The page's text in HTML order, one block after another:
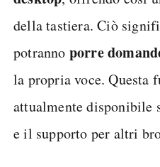
della tastiera. Ciò
potranno porre
la propria voce. Questa
attualmente disponibile
e il supporto per altri